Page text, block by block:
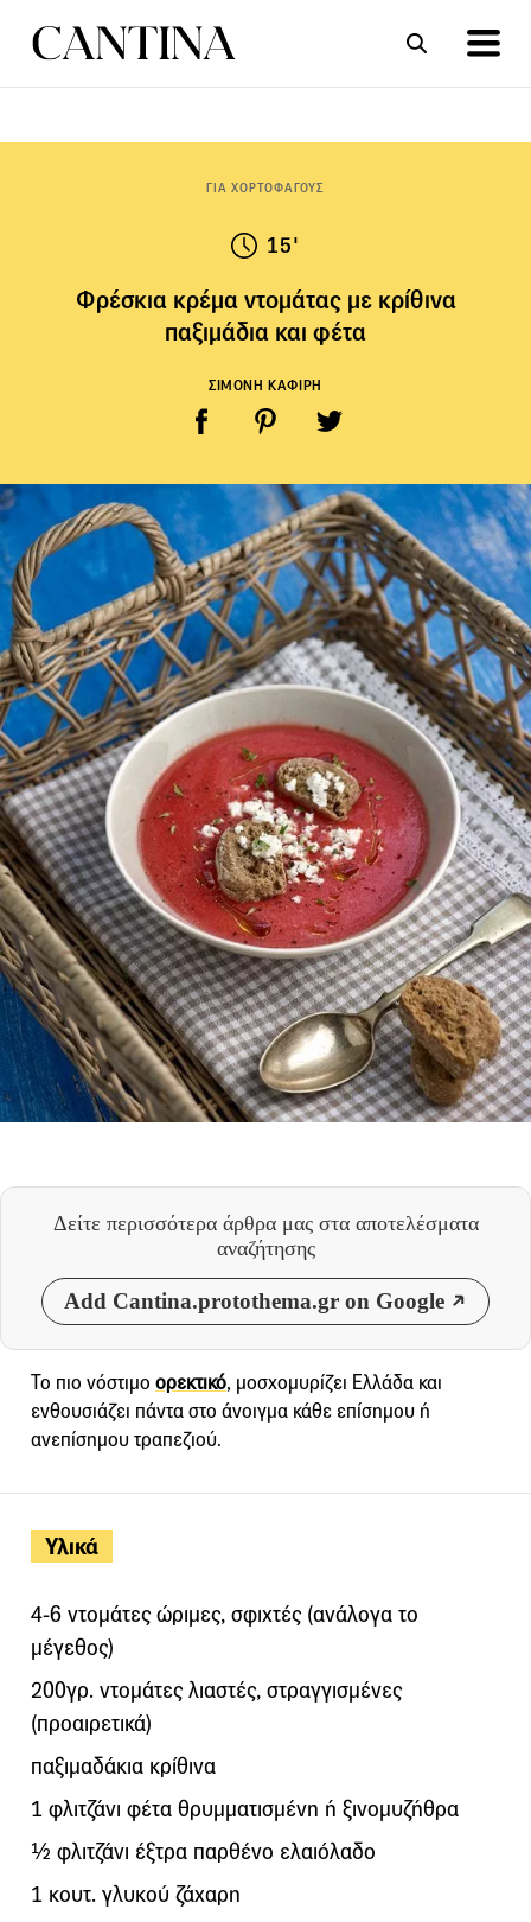
ΓΙΑ ΧΟΡΤΟΦΑΓΟΥΣ
15'
Φρέσκια κρέμα ντομάτας με κρίθινα
παξιμάδια και φέτα
ΣΙΜΟΝΗ ΚΑΦΙΡΗ
Δείτε περισσότερα άρθρα μας στα αποτελέσματα
αναζήτησης
Add Cantina.protothema.gr on Google
Υλικά
4-6 ντομάτες ώριμες, σφιχτές (ανάλογα το
μέγεθος)
200γρ. ντομάτες λιαστές, στραγγισμένες
(προαιρετικά)
παξιμαδάκια κρίθινα
1 φλιτζάνι φέτα θρυμματισμένη ή ξινομυζήθρα
½ φλιτζάνι έξτρα παρθένο ελαιόλαδο
1 κουτ. γλυκού ζάχαρη
Το πιο νόστιμο ορεκτικό, μοσχομυρίζει Ελλάδα και
ενθουσιάζει πάντα στο άνοιγμα κάθε επίσημου ή
ανεπίσημου τραπεζιού.